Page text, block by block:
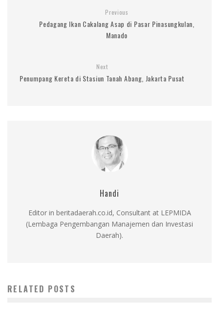
Previous
Pedagang Ikan Cakalang Asap di Pasar Pinasungkulan,
Manado
Next
Penumpang Kereta di Stasiun Tanah Abang, Jakarta Pusat
Handi
Editor in beritadaerah.co.id, Consultant at LEPMIDA
(Lembaga Pengembangan Manajemen dan Investasi
Daerah).
RELATED POSTS